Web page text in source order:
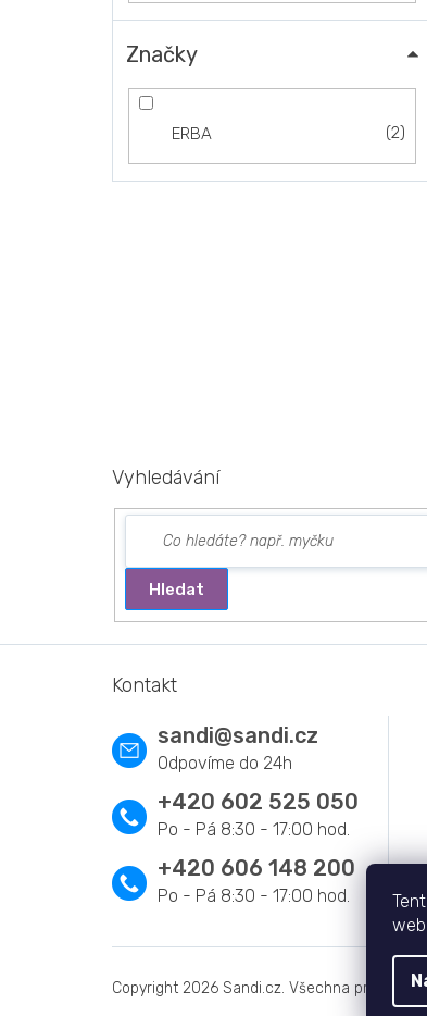
Značky
ERBA 2
Vyhledávání
Hledat
Kontakt
sandi@sandi.cz
+420 602 525 050
+420 606 148 200
Copyright 2026 Sandi.cz. Všechna práva